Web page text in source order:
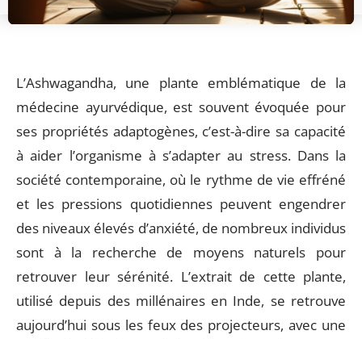
L’Ashwagandha, une plante emblématique de la
médecine ayurvédique, est souvent évoquée pour
ses propriétés adaptogènes, c’est-à-dire sa capacité
à aider l’organisme à s’adapter au stress. Dans la
société contemporaine, où le rythme de vie effréné
et les pressions quotidiennes peuvent engendrer
des niveaux élevés d’anxiété, de nombreux individus
sont à la recherche de moyens naturels pour
retrouver leur sérénité. L’extrait de cette plante,
utilisé depuis des millénaires en Inde, se retrouve
aujourd’hui sous les feux des projecteurs, avec une